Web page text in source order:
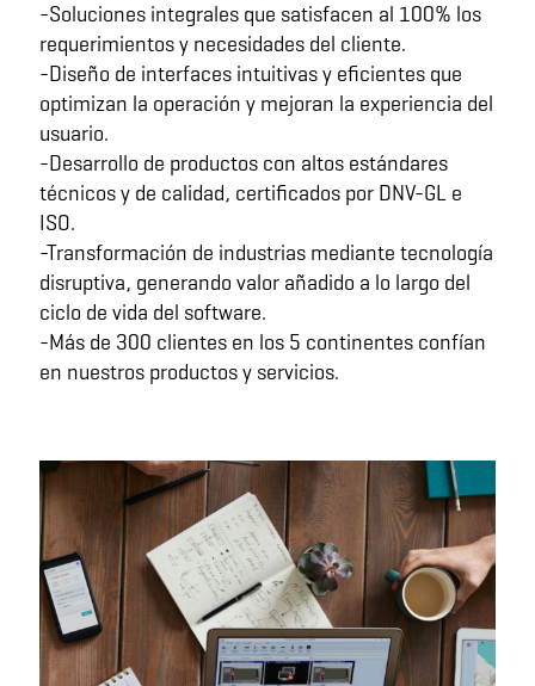
-Soluciones integrales que satisfacen al 100% los
requerimientos y necesidades del cliente.
-Diseño de interfaces intuitivas y eficientes que
optimizan la operación y mejoran la experiencia del
usuario.
-Desarrollo de productos con altos estándares
técnicos y de calidad, certificados por DNV-GL e
ISO.
-Transformación de industrias mediante tecnología
disruptiva, generando valor añadido a lo largo del
ciclo de vida del software.
-Más de 300 clientes en los 5 continentes confían
en nuestros productos y servicios.